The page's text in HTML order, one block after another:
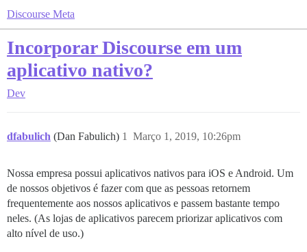
Discourse Meta
Incorporar Discourse em um
aplicativo nativo?
Dev
dfabulich (Dan Fabulich) Março 1, 2019, 10:26pm
1
Nossa empresa possui aplicativos nativos para iOS e Android. Um
de nossos objetivos é fazer com que as pessoas retornem
frequentemente aos nossos aplicativos e passem bastante tempo
neles. (As lojas de aplicativos parecem priorizar aplicativos com
alto nível de uso.)